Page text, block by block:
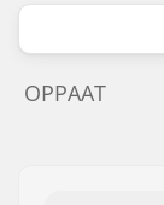
OPPAAT